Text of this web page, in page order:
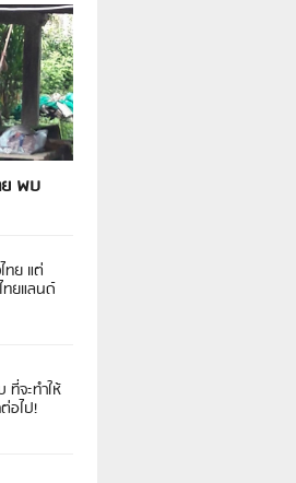
ย พบ
ทย แต่
ทยแลนด์
จะทำให้
อไป!